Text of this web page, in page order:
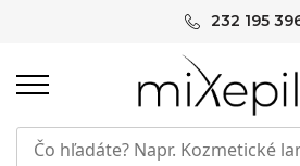
232 195